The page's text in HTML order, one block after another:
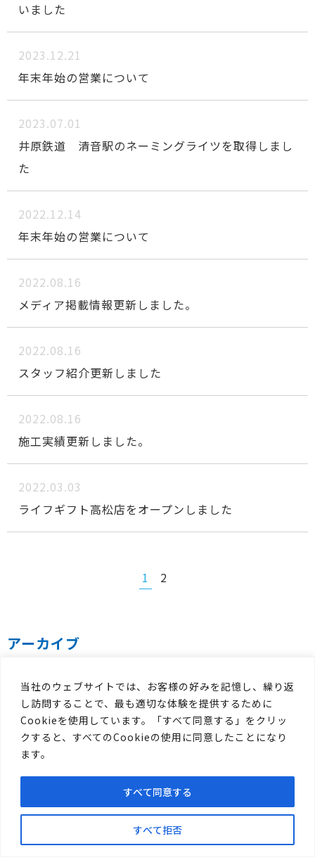
当社のウェブサイトでは、お客様の好みを記憶し、繰り返
し訪問することで、最も適切な体験を提供するために
Cookieを使用しています。「すべて同意する」をクリッ
クすると、すべてのCookieの使用に同意したことになり
ます。
すべて拒否
すべて同意する
いました
2023.12.21
年末年始の営業について
2023.07.01
井原鉄道 清音駅のネーミングライツを取得しまし
た
2022.12.14
年末年始の営業について
2022.08.16
メディア掲載情報更新しました。
2022.08.16
スタッフ紹介更新しました
2022.08.16
施工実績更新しました。
2022.03.03
ライフギフト高松店をオープンしました
1 2
アーカイブ